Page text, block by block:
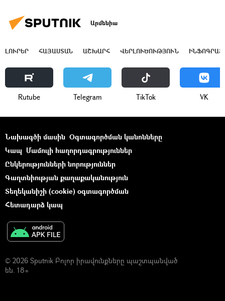
Արմենիա
ԼՈՒՐԵՐ ՀԱՅԱՍՏԱՆ ԱՇԽԱՐՀ ՎԵՐԼՈՒԾՈՒԹՅՈՒՆ
Rutube Telegram ТikТоk VK
Նախագծի մասին Օգտագործման կանոնները
Կապ Մամուլի հաղորդագրություններ
Ընկերությունների նորություններ
Գաղտնիության քաղաքականություն
Տեղեկանիշի (cookie) օգտագործման
Հետադարձ կապ
© 2026 Sputnik Բոլոր իրավունքները պաշտպանված
են. 18+